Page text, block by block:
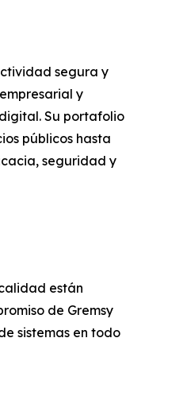
segura y
y
Su portafolio
públicos hasta
seguridad y
están
de Gremsy
sistemas en todo